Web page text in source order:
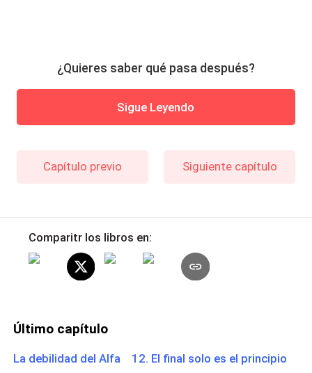
¿Quieres saber qué pasa después?
Sigue Leyendo
Capítulo previo Siguiente capítulo
Comparitr los libros en:
Último capítulo
La debilidad del Alfa 12. El final solo es el principio